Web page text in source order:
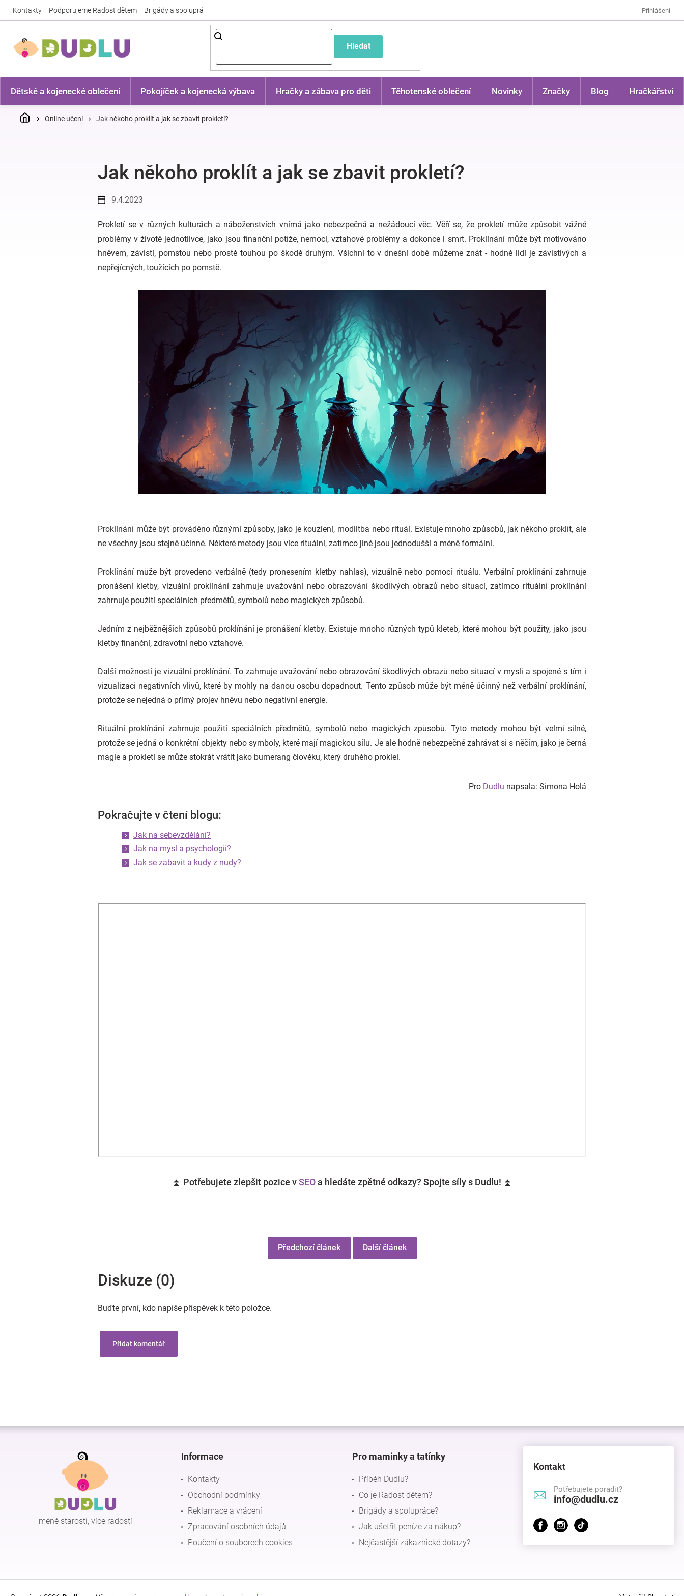
Kontakty Podporujeme Radost dětem Brigády a spolupráce Přihlášení
Hledat
Dětské a kojenecké oblečení Pokojíček a kojenecká výbava Hračky a zábava pro děti Těhotenské oblečení Novinky Značky Blog Hračkářství
DomůOnline učení Jak někoho proklít a jak se zbavit prokletí?
Jak někoho proklít a jak se zbavit prokletí?
9.4.2023
Prokletí se v různých kulturách a náboženstvích vnímá jako nebezpečná a nežádoucí věc. Věří se, že prokletí může způsobit vážné
problémy v životě jednotlivce, jako jsou finanční potíže, nemoci, vztahové problémy a dokonce i smrt. Proklínání může být motivováno
hněvem, závistí, pomstou nebo prostě touhou po škodě druhým. Všichni to v dnešní době můžeme znát - hodně lidí je závistivých a
nepřejícných, toužících po pomstě.
Proklínání může být prováděno různými způsoby, jako je kouzlení, modlitba nebo rituál. Existuje mnoho způsobů, jak někoho proklít, ale
ne všechny jsou stejně účinné. Některé metody jsou více rituální, zatímco jiné jsou jednodušší a méně formální.
Proklínání může být provedeno verbálně (tedy pronesením kletby nahlas), vizuálně nebo pomocí rituálu. Verbální proklínání zahrnuje
pronášení kletby, vizuální proklínání zahrnuje uvažování nebo obrazování škodlivých obrazů nebo situací, zatímco rituální proklínání
zahrnuje použití speciálních předmětů, symbolů nebo magických způsobů.
Jedním z nejběžnějších způsobů proklínání je pronášení kletby. Existuje mnoho různých typů kleteb, které mohou být použity, jako jsou
kletby finanční, zdravotní nebo vztahové.
Další možností je vizuální proklínání. To zahrnuje uvažování nebo obrazování škodlivých obrazů nebo situací v mysli a spojené s tím i
vizualizaci negativních vlivů, které by mohly na danou osobu dopadnout. Tento způsob může být méně účinný než verbální proklínání,
protože se nejedná o přímý projev hněvu nebo negativní energie.
Rituální proklínání zahrnuje použití speciálních předmětů, symbolů nebo magických způsobů. Tyto metody mohou být velmi silné,
protože se jedná o konkrétní objekty nebo symboly, které mají magickou sílu. Je ale hodně nebezpečné zahrávat si s něčím, jako je černá
magie a prokletí se může stokrát vrátit jako bumerang člověku, který druhého proklel.
Pro Dudlu napsala: Simona Holá
Pokračujte v čtení blogu:
Jak na sebevzdělání?
Jak na mysl a psychologii?
Jak se zabavit a kudy z nudy?
⏫ Potřebujete zlepšit pozice vSEOa hledáte zpětné odkazy? Spojte síly s Dudlu! ⏫
Předchozí článek Další článek
Diskuze (0)
Buďte první, kdo napíše příspěvek k této položce.
Přidat komentář
Z
méně starostí, více radostí
Informace
Kontakty
Obchodní podmínky
Reklamace a vrácení
Zpracování osobních údajů
Poučení o souborech cookies
Pro maminky a tatínky
Příběh Dudlu?
Co je Radost dětem?
Brigády a spolupráce?
Jak ušetřit peníze za nákup?
Nejčastější zákaznické dotazy?
Kontakt
Potřebujete poradit?
info@dudlu.cz